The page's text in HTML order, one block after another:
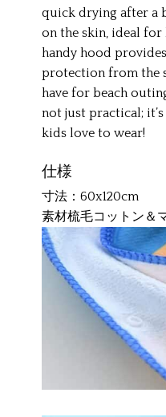
quick drying after a
on the skin, ideal for
handy hood
protection from the
have for beach
not just practical;
kids love to wear!
仕様
寸法：60x120cm
素材梳毛コットン＆